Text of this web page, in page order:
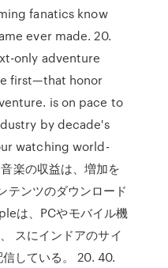
fanatics know
ever made. 20.
only adventure
first—that honor
is on pace to
by decade's
watching world-
楽の収益は、増加を
テンツのダウンロード
は、PCやモバイル機
スにインドアのサイ
している。 20. 40.